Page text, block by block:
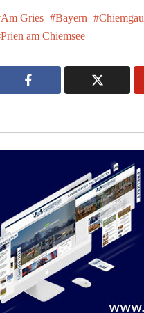
Am Gries Bayern Chiemgau
Prien am Chiemsee